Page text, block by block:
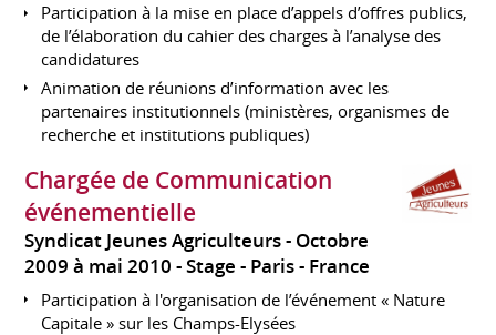
Participation à la mise en place d’appels d’offres publics,
de l’élaboration du cahier des charges à l’analyse des
candidatures
Animation de réunions d’information avec les
partenaires institutionnels (ministères, organismes de
recherche et institutions publiques)
Chargée de Communication
événementielle
Syndicat Jeunes Agriculteurs
Octobre
2009 à mai 2010 Stage Paris France
Participation à l'organisation de l’événement « Nature
Capitale » sur les Champs-Elysées